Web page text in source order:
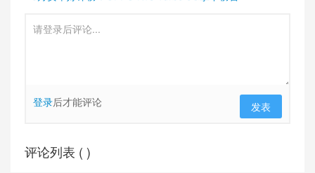
登录后才能评论 发表
评论列表 ( )